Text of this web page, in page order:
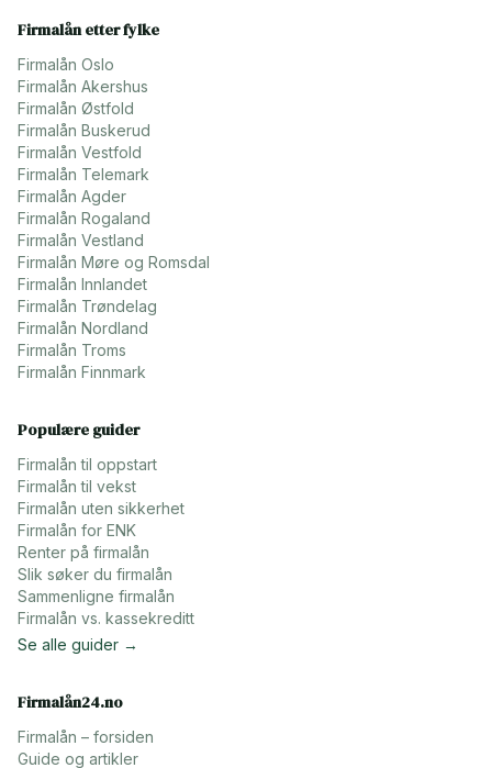
Firmalån etter fylke
Firmalån Oslo
Firmalån Akershus
Firmalån Østfold
Firmalån Buskerud
Firmalån Vestfold
Firmalån Telemark
Firmalån Agder
Firmalån Rogaland
Firmalån Vestland
Firmalån Møre og Romsdal
Firmalån Innlandet
Firmalån Trøndelag
Firmalån Nordland
Firmalån Troms
Firmalån Finnmark
Populære guider
Firmalån til oppstart
Firmalån til vekst
Firmalån uten sikkerhet
Firmalån for ENK
Renter på firmalån
Slik søker du firmalån
Sammenligne firmalån
Firmalån vs. kassekreditt
Se alle guider →
Firmalån24.no
Firmalån – forsiden
Guide og artikler